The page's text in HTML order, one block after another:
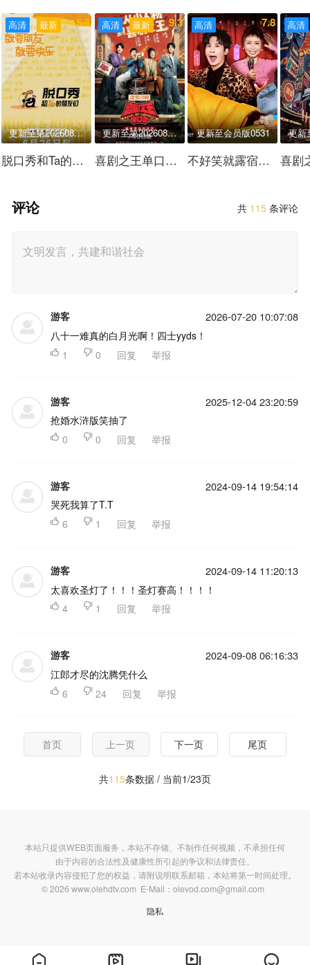
最新
高清 5.8
更新至第20260808期下
脱口秀和Ta的朋友们 第三季
最新
高清 9.3
更新至第20260808期
喜剧之王单口季 第三季
高清 7.8
更新至会员版0531
不好笑就露宿街头
高清
共 115 条评论
评论
游客 2026-07-20 10:07:08
八十一难真的白月光啊！四士yyds！
 1  0 回复 举报
游客 2025-12-04 23:20:59
抢婚水浒版笑抽了
 0  0 回复 举报
游客 2024-09-14 19:54:14
哭死我算了T.T
 6  1 回复 举报
游客 2024-09-14 11:20:13
太喜欢圣灯了！！！圣灯赛高！！！！
 4  1 回复 举报
游客 2024-09-08 06:16:33
江郎才尽的沈腾凭什么
 6  24 回复 举报
首页 上一页 下一页 尾页
共115条数据 / 当前1/23页
本站只提供WEB页面服务，本站不存储、不制作任何视频，不承担任何
由于内容的合法性及健康性所引起的争议和法律责任。
若本站收录内容侵犯了您的权益，请附说明联系邮箱，本站将第一时间处理。
© 2026 www.olehdtv.com E-Mail：olevod.com@gmail.com
隐私
   